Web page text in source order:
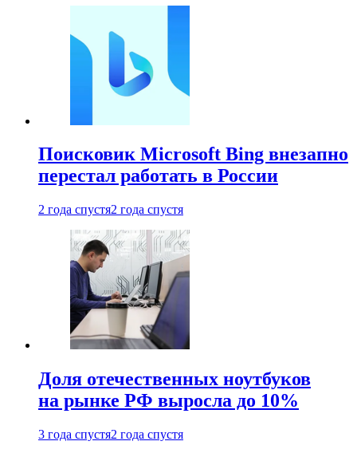
Поисковик Microsoft Bing внезапно
перестал работать в России
2 года спустя2 года спустя
Доля отечественных ноутбуков
на рынке РФ выросла до 10%
3 года спустя2 года спустя